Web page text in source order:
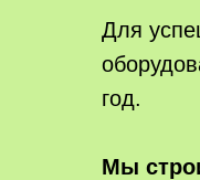
Для
год.
Мы